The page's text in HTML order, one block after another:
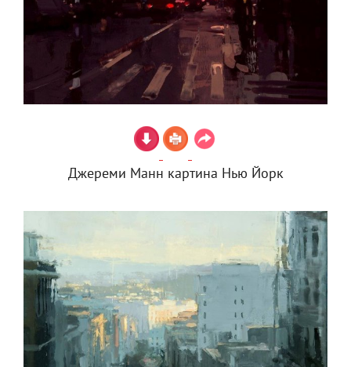
Джереми Манн картина Нью Йорк